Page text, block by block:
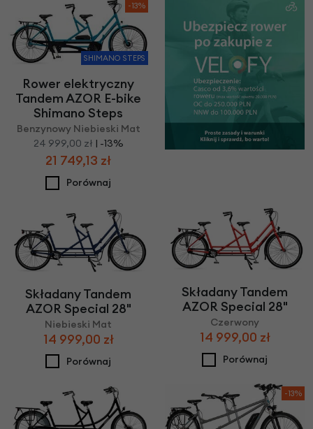
-13%
SHIMANO STEPS
Rower elektryczny
Tandem AZOR E-bike
Shimano Steps
Benzynowy Niebieski Mat
24 999,00 zł | -13%
21 749,13 zł
Porównaj
Składany Tandem
AZOR Special 28"
Niebieski Mat
14 999,00 zł
Porównaj
Składany Tandem
AZOR Special 28"
Czerwony
14 999,00 zł
Porównaj
-13%